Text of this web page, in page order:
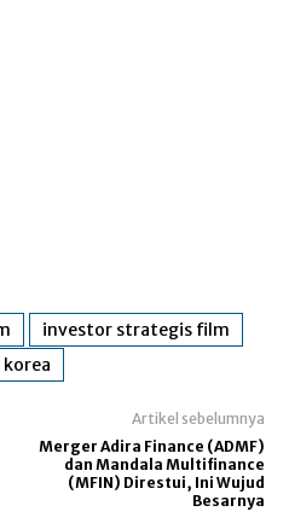
investor strategis film
korea
Artikel sebelumnya
Merger Adira Finance (ADMF)
dan Mandala Multifinance
(MFIN) Direstui, Ini Wujud
Besarnya